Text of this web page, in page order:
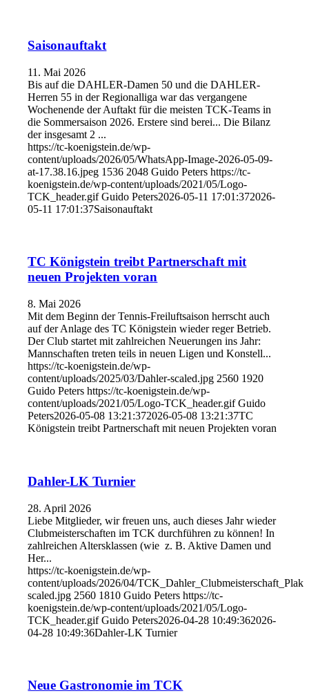
Saisonauftakt
11. Mai 2026
Bis auf die DAHLER-Damen 50 und die DAHLER-
Herren 55 in der Regionalliga war das vergangene
Wochenende der Auftakt für die meisten TCK-Teams in
die Sommersaison 2026. Erstere sind berei... Die Bilanz
der insgesamt 2 ...
https://tc-koenigstein.de/wp-
content/uploads/2026/05/WhatsApp-Image-2026-05-09-
at-17.38.16.jpeg 1536 2048 Guido Peters https://tc-
koenigstein.de/wp-content/uploads/2021/05/Logo-
TCK_header.gif Guido Peters2026-05-11 17:01:372026-
05-11 17:01:37Saisonauftakt
TC Königstein treibt Partnerschaft mit
neuen Projekten voran
8. Mai 2026
Mit dem Beginn der Tennis-Freiluftsaison herrscht auch
auf der Anlage des TC Königstein wieder reger Betrieb.
Der Club startet mit zahlreichen Neuerungen ins Jahr:
Mannschaften treten teils in neuen Ligen und Konstell...
https://tc-koenigstein.de/wp-
content/uploads/2025/03/Dahler-scaled.jpg 2560 1920
Guido Peters https://tc-koenigstein.de/wp-
content/uploads/2021/05/Logo-TCK_header.gif Guido
Peters2026-05-08 13:21:372026-05-08 13:21:37TC
Königstein treibt Partnerschaft mit neuen Projekten voran
Dahler-LK Turnier
28. April 2026
Liebe Mitglieder, wir freuen uns, auch dieses Jahr wieder
Clubmeisterschaften im TCK durchführen zu können! In
zahlreichen Altersklassen (wie z. B. Aktive Damen und
Her...
https://tc-koenigstein.de/wp-
content/uploads/2026/04/
scaled.jpg 2560 1810 Guido Peters https://tc-
koenigstein.de/wp-content/uploads/2021/05/Logo-
TCK_header.gif Guido Peters2026-04-28 10:49:362026-
04-28 10:49:36Dahler-LK Turnier
Neue Gastronomie im TCK